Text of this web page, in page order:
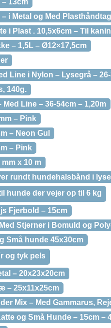
13cm
i Metal og Med Plasthåndtag
i Plast . 10,5x6cm – Til
– 1,5L – Ø12×17,5cm
Line i Nylon – Lysegrå –
140g.
Line – 36-54cm – 1,20m
– Pink
– Neon Gul
– Pink
x 10 m
rundt hundehalsbånd i
hunde der vejer op til 6 kg
Fjerbold – 15cm
Stjerner i Bomuld og
Små hunde 45x30cm
og tyk pels
– 20x23x20cm
– 25x11x25cm
Mix – Med Gammarus,
og Små Hunde – 15cm –